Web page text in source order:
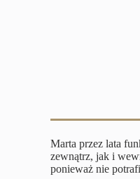
Marta przez lata
zewnątrz, jak i
ponieważ nie